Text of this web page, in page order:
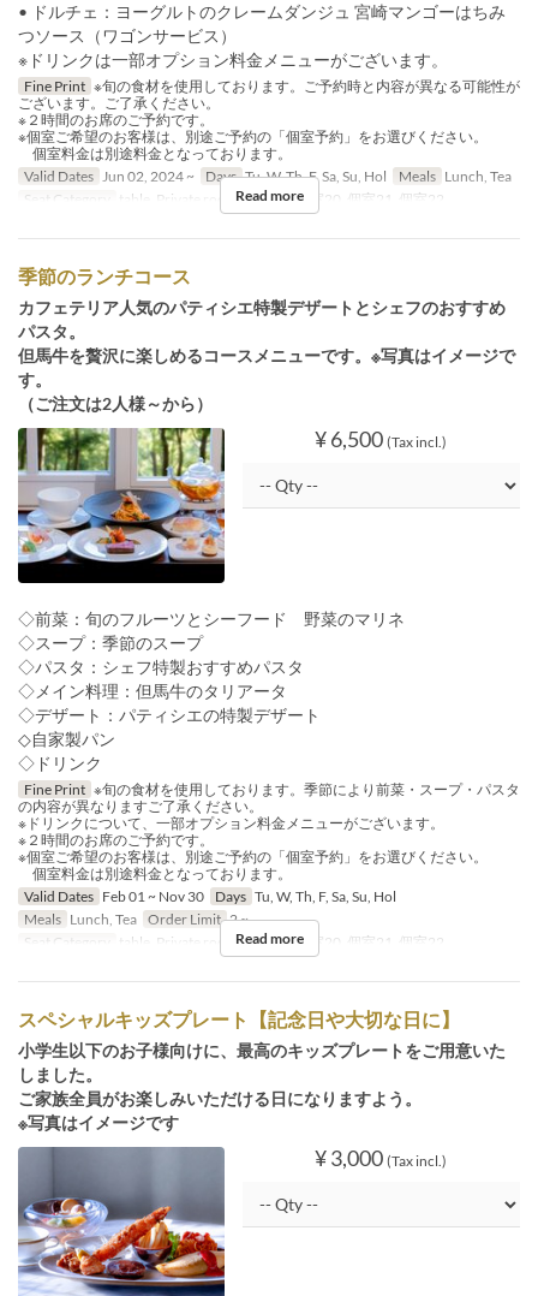
• ドルチェ：ヨーグルトのクレームダンジュ 宮崎マンゴーはちみ
つソース（ワゴンサービス）
※ドリンクは一部オプション料金メニューがございます。
Fine Print ※旬の食材を使用しております。ご予約時と内容が異なる可能性が
ございます。ご了承ください。
※２時間のお席のご予約です。
※個室ご希望のお客様は、別途ご予約の「個室予約」をお選びください。
個室料金は別途料金となっております。
Valid Dates Jun 02, 2024 ~ Days Tu, W, Th, F, Sa, Su, Hol Meals Lunch, Tea
Seat Category
table, Private room, 個室19, 個室20, 個室21, 個室22
Read more
季節のランチコース
カフェテリア人気のパティシエ特製デザートとシェフのおすすめ
パスタ。
但馬牛を贅沢に楽しめるコースメニューです。※写真はイメージで
す。
（ご注文は2人様～から）
¥ 6,500 (Tax incl.)
◇前菜：旬のフルーツとシーフード 野菜のマリネ
◇スープ：季節のスープ
◇パスタ：シェフ特製おすすめパスタ
◇メイン料理：但馬牛のタリアータ
◇デザート：パティシエの特製デザート
◇自家製パン
◇ドリンク
Fine Print ※旬の食材を使用しております。季節により前菜・スープ・パスタ
の内容が異なりますご了承ください。
※ドリンクについて、一部オプション料金メニューがございます。
※２時間のお席のご予約です。
※個室ご希望のお客様は、別途ご予約の「個室予約」をお選びください。
個室料金は別途料金となっております。
Valid Dates Feb 01 ~ Nov 30 Days Tu, W, Th, F, Sa, Su, Hol
Meals Lunch, Tea Order Limit 2 ~
Seat Category
table, Private room, 個室19, 個室20, 個室21, 個室22
Read more
スペシャルキッズプレート【記念日や大切な日に】
小学生以下のお子様向けに、最高のキッズプレートをご用意いた
しました。
ご家族全員がお楽しみいただける日になりますよう。
※写真はイメージです
¥ 3,000 (Tax incl.)